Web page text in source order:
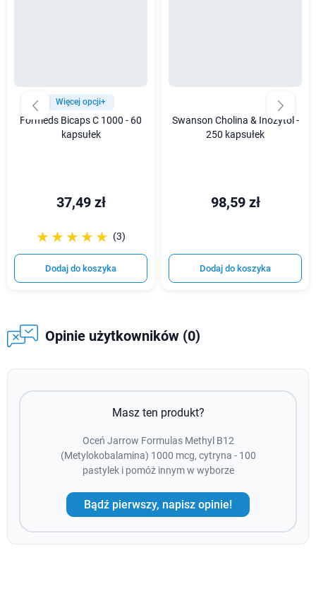
Więcej opcji+
Formeds Bicaps C 1000 - 60
kapsułek
37,49 zł
☆☆☆☆☆
★★★★★ (3)
Dodaj do koszyka
Swanson Cholina & Inozytol -
250 kapsułek
98,59 zł
Dodaj do koszyka
Opinie użytkowników (0)
Masz ten produkt?
Oceń Jarrow Formulas Methyl B12
(Metylokobalamina) 1000 mcg, cytryna - 100
pastylek i pomóż innym w wyborze
Bądź pierwszy, napisz opinie!